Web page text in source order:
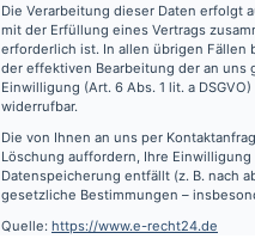
Die Verarbeitung dieser Daten erfolgt
mit der Erfüllung eines Vertrags
erforderlich ist. In allen übrigen Fällen
der effektiven Bearbeitung der an uns
Einwilligung (Art. 6 Abs. 1 lit. a
widerrufbar.
Die von Ihnen an uns per
Löschung auffordern, Ihre
Datenspeicherung entfällt (z. B. nach
gesetzliche Bestimmungen –
Quelle: https://www.e-recht24.de